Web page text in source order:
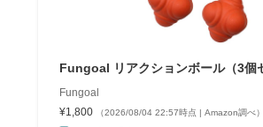
Fungoal リアクションボール（3個
Fungoal
¥1,800
（2026/08/04 22:57時点 | Amazon調べ）